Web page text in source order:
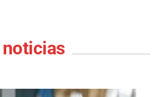
noticias